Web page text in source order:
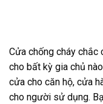
Cửa chống cháy
cho bất kỳ gia chủ
cửa cho căn hộ, cửa
cho người sử dụng.